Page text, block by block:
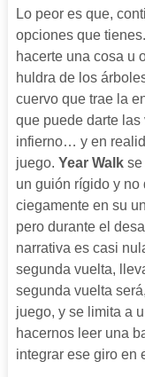
Lo peor es que,
opciones que
hacerte una cosa u
huldra de los
cuervo que trae la
que puede darte las
infierno… y en
juego. Year Walkse
un guión rígido y
ciegamente en su
pero durante el
narrativa es casi
segunda vuelta,
segunda vuelta
juego, y se limita a
hacernos leer una
integrar ese giro en